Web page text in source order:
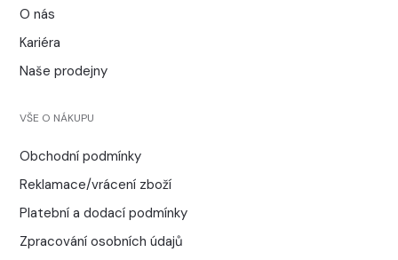
O nás
Kariéra
Naše prodejny
VŠE O NÁKUPU
Obchodní podmínky
Reklamace/vrácení zboží
Platební a dodací podmínky
Zpracování osobních údajů